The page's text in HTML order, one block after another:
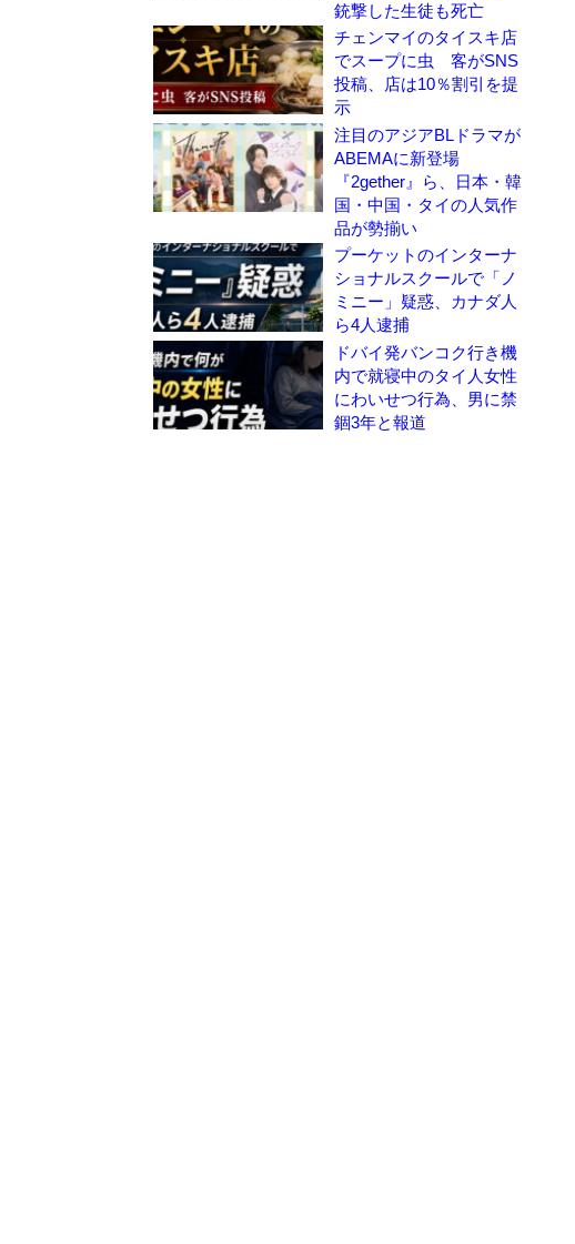
銃撃した生徒も死亡
チェンマイのタイスキ店
でスープに虫 客がSNS
投稿、店は10％割引を提
示
注目のアジアBLドラマが
ABEMAに新登場
『2gether』ら、日本・韓
国・中国・タイの人気作
品が勢揃い
プーケットのインターナ
ショナルスクールで「ノ
ミニー」疑惑、カナダ人
ら4人逮捕
ドバイ発バンコク行き機
内で就寝中のタイ人女性
にわいせつ行為、男に禁
錮3年と報道